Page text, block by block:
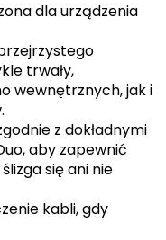
dla urządzenia
trwały,
wewnętrznych, jak i
z dokładnymi
aby zapewnić
się ani nie
kabli, gdy